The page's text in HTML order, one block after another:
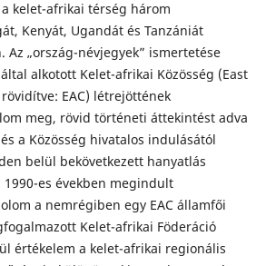
kelet-afrikai térség három
Kenyát, Ugandát és Tanzániát
Az „ország-névjegyek” ismertetése
alkotott Kelet-afrikai Közösség (East
EAC) létrejöttének
meg, rövid történeti áttekintést adva
a Közösség hivatalos indulásától
belül bekövetkezett hanyatlás
1990-es években megindult
a nemrégiben egy EAC államfői
Kelet-afrikai Föderáció
értékelem a kelet-afrikai regionális